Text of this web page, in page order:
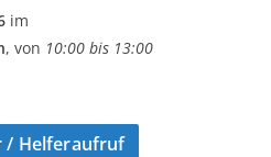
im
, von 10:00 bis 13:00
/ Helferaufruf